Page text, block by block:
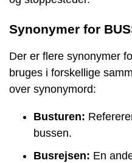
Synonymer for
Der er flere synonymer
bruges i forskellige
over synonymord:
Busturen:
bussen.
Busrejsen: En